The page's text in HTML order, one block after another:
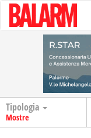
Tipologia
Mostre